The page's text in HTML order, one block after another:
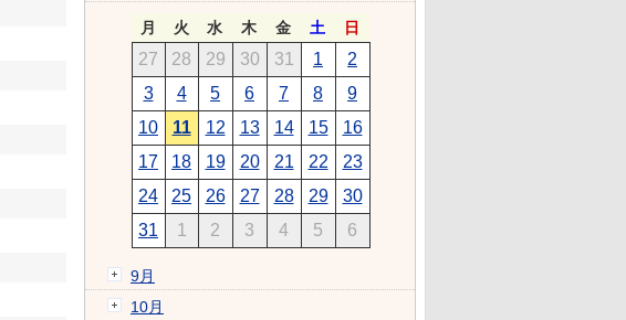
月 火 水 木 金 土 日
27 28 29 30 31 1
2
3
4 5 6 7 8
9
10
11 12 13 14 15
16
17
18 19 20 21 22
23
24
25 26 27 28 29
30
31
1 2 3 4 5 6
9月
10月